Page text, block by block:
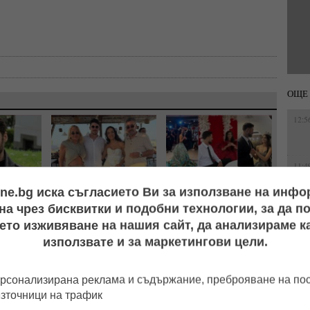
Дочев
След
смени
Първо в LifeOnline!
Вълчо Арабаджиев
Русимова сe oжениха на
скромна плажна сватба!
Къна на „Високото":
Емрах Стораро и Айлян
преди сватбата, докато
скандалите и тревогите
за Тони не стихват
ОЩЕ
иска съгласието Ви за използване на
чрез бисквитки и подобни технологии, за да
изживяване на нашия сайт, да анализираме
използвате и за маркетингови цели.
реклама и съдържание, преброяване на
на трафик